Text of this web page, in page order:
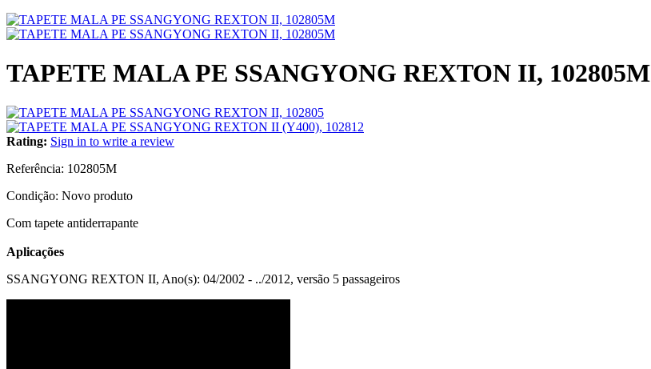
TAPETE MALA PE SSANGYONG REXTON II, 102805M
Rating: Sign in to write a review
Referência: 102805M
Condição: Novo produto
Com tapete antiderrapante
Aplicações
SSANGYONG REXTON II, Ano(s): 04/2002 - ../2012, versão 5 passageiros